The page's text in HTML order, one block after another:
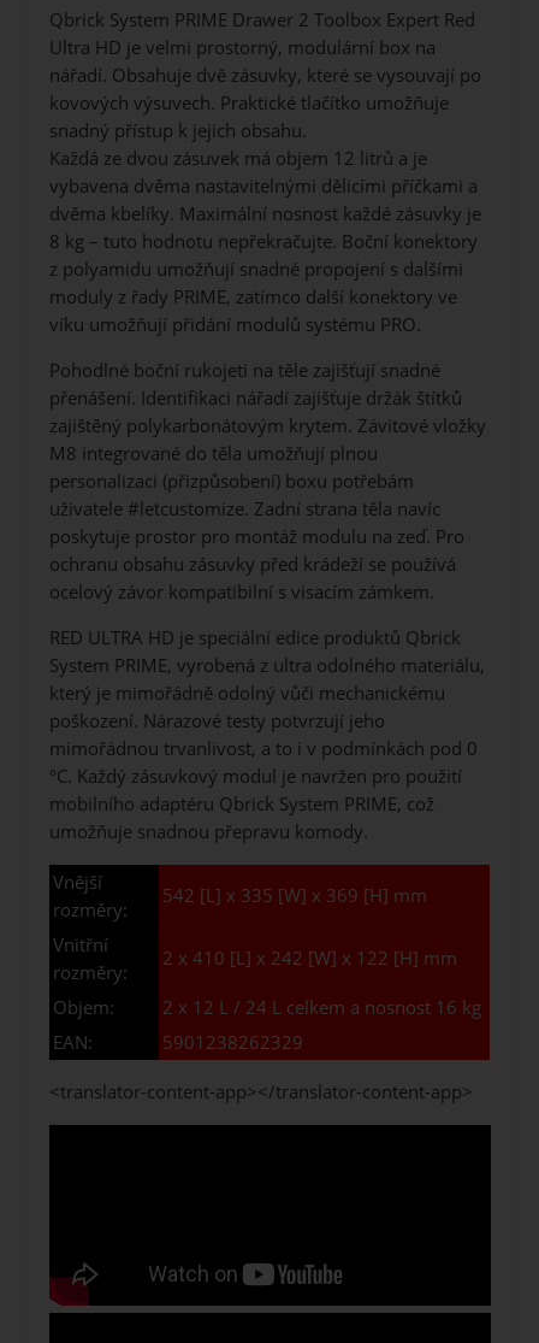
Qbrick System PRIME Drawer 2 Toolbox Expert Red
Ultra HD je velmi prostorný, modulární box na
nářadí. Obsahuje dvě zásuvky, které se vysouvají po
kovových výsuvech. Praktické tlačítko umožňuje
snadný přístup k jejich obsahu.
Každá ze dvou zásuvek má objem 12 litrů a je
vybavena dvěma nastavitelnými dělicími příčkami a
dvěma kbelíky. Maximální nosnost každé zásuvky je
8 kg – tuto hodnotu nepřekračujte. Boční konektory
z polyamidu umožňují snadné propojení s dalšími
moduly z řady PRIME, zatímco další konektory ve
víku umožňují přidání modulů systému PRO.
Pohodlné boční rukojeti na těle zajišťují snadné
přenášení. Identifikaci nářadí zajišťuje držák štítků
zajištěný polykarbonátovým krytem. Závitové vložky
M8 integrované do těla umožňují plnou
personalizaci (přizpůsobení) boxu potřebám
uživatele #letcustomize. Zadní strana těla navíc
poskytuje prostor pro montáž modulu na zeď. Pro
ochranu obsahu zásuvky před krádeží se používá
ocelový závor kompatibilní s visacím zámkem.
RED ULTRA HD je speciální edice produktů Qbrick
System PRIME, vyrobená z ultra odolného materiálu,
který je mimořádně odolný vůči mechanickému
poškození. Nárazové testy potvrzují jeho
mimořádnou trvanlivost, a to i v podmínkách pod 0
°C. Každý zásuvkový modul je navržen pro použití
mobilního adaptéru Qbrick System PRIME, což
umožňuje snadnou přepravu komody.
Vnější
rozměry:
542 [L] x 335 [W] x 369 [H] mm
Vnitřní
rozměry:
2 x 410 [L] x 242 [W] x 122 [H] mm
Objem:
2 x 12 L / 24 L celkem a nosnost 16 kg
EAN:
5901238262329
<translator-content-app></translator-content-app>